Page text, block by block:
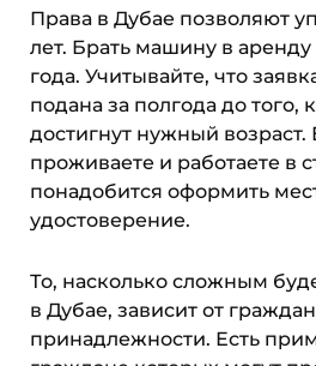
Права в Дубае позволяют
лет. Брать машину в аренду
года. Учитывайте, что
подана за полгода до того,
достигнут нужный
проживаете и работаете в
понадобится оформить
удостоверение.
То, насколько сложным
в Дубае, зависит от
принадлежности. Есть